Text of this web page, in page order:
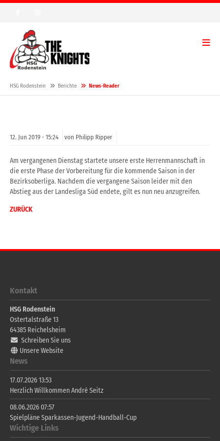
HSG Rodenstein Berichte News-Reader
12. Jun 2019 - 15:24 von Philipp Ripper
Am vergangenen Dienstag startete unsere erste Herrenmannschaft in
die erste Phase der Vorbereitung für die kommende Saison in der
Bezirksoberliga. Nachdem die vergangene Saison leider mit den
Abstieg aus der Landesliga Süd endete, gilt es nun neu anzugreifen.
ZURÜCK
Kontakt
HSG Rodenstein
Ostertalstraße 13
64385 Reichelsheim
Schreiben Sie uns
Unsere Website
News
17.07.2026 13:53
Herzlich Willkommen André Seitz
08.06.2026 07:57
Spielpläne Sparkassen-Jugend-Handball-Cup
Wichtige Links